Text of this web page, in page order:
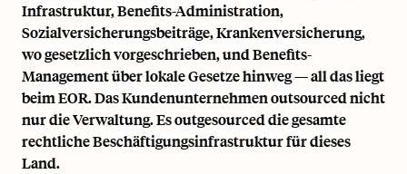
Infrastruktur, Benefits-Administration,
Sozialversicherungsbeiträge, Krankenversicherung,
wo gesetzlich vorgeschrieben, und Benefits-
Management über lokale Gesetze hinweg — all das liegt
beim EOR. Das Kundenunternehmen outsourced nicht
nur die Verwaltung. Es outgesourced die gesamte
rechtliche Beschäftigungsinfrastruktur für dieses
Land.